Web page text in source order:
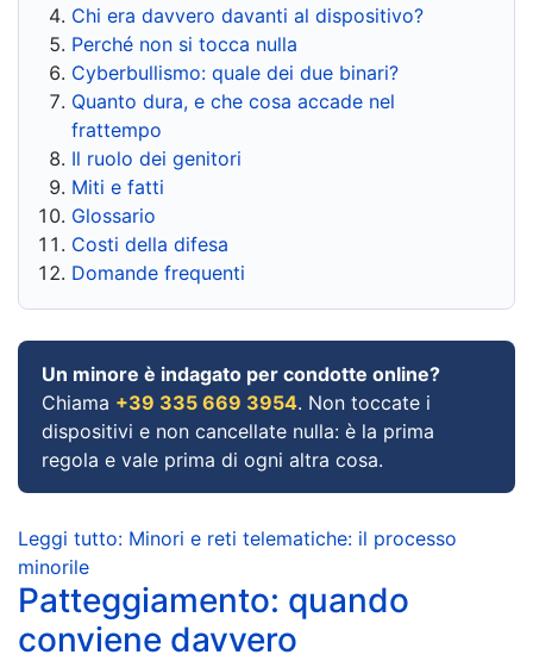
Chi era davvero davanti al dispositivo?
Perché non si tocca nulla
Cyberbullismo: quale dei due binari?
Quanto dura, e che cosa accade nel
frattempo
Il ruolo dei genitori
Miti e fatti
Glossario
Costi della difesa
Domande frequenti
Un minore è indagato per condotte online?
Chiama +39 335 669 3954. Non toccate i
dispositivi e non cancellate nulla: è la prima
regola e vale prima di ogni altra cosa.
Leggi tutto: Minori e reti telematiche: il processo
minorile
Patteggiamento: quando
conviene davvero